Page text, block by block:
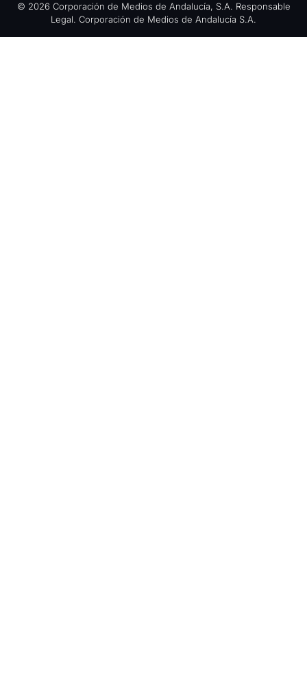
© 2026 Corporación de Medios de Andalucía, S.A. Responsable
Legal. Corporación de Medios de Andalucía S.A.